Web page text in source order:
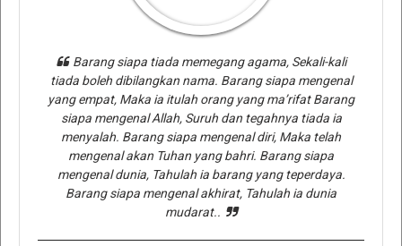
Barang siapa tiada memegang agama, Sekali-kali
tiada boleh dibilangkan nama. Barang siapa mengenal
yang empat, Maka ia itulah orang yang ma’rifat Barang
siapa mengenal Allah, Suruh dan tegahnya tiada ia
menyalah. Barang siapa mengenal diri, Maka telah
mengenal akan Tuhan yang bahri. Barang siapa
mengenal dunia, Tahulah ia barang yang teperdaya.
Barang siapa mengenal akhirat, Tahulah ia dunia
mudarat..